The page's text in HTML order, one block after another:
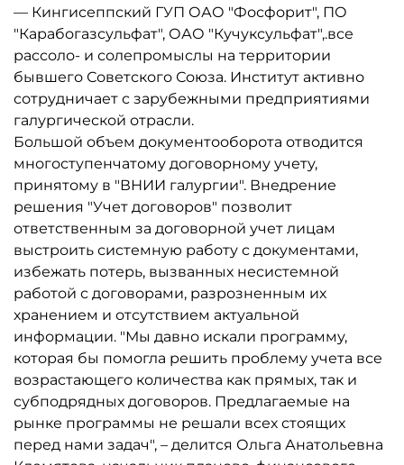
— Кингисеппский ГУП ОАО "Фосфорит", ПО
"Карабогазсульфат", ОАО "Кучуксульфат",.все
рассоло- и солепромыслы на территории
бывшего Советского Союза. Институт активно
сотрудничает с зарубежными предприятиями
галургической отрасли.
Большой объем документооборота отводится
многоступенчатому договорному учету,
принятому в "ВНИИ галургии". Внедрение
решения "Учет договоров" позволит
ответственным за договорной учет лицам
выстроить системную работу с документами,
избежать потерь, вызванных несистемной
работой с договорами, разрозненным их
хранением и отсутствием актуальной
информации. "Мы давно искали программу,
которая бы помогла решить проблему учета все
возрастающего количества как прямых, так и
субподрядных договоров. Предлагаемые на
рынке программы не решали всех стоящих
перед нами задач", – делится Ольга Анатольевна